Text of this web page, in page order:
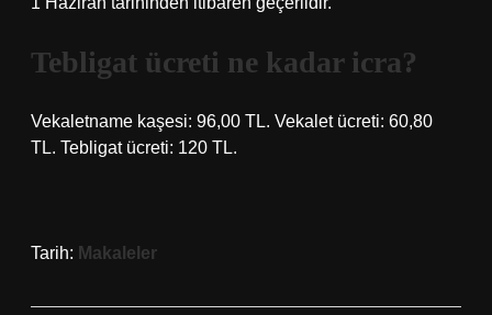
Tebligat ücreti ne kadar icra?
Vekaletname kaşesi: 96,00 TL. Vekalet ücreti: 60,80
TL. Tebligat ücreti: 120 TL.
Tarih: Makaleler